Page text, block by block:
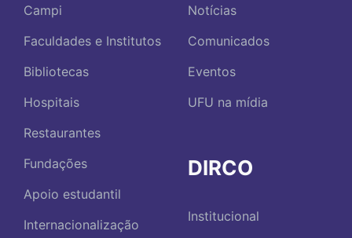
Campi
Faculdades e Institutos
Bibliotecas
Hospitais
Restaurantes
Fundações
Apoio estudantil
Internacionalização
Notícias
Comunicados
Eventos
UFU na mídia
DIRCO
Institucional